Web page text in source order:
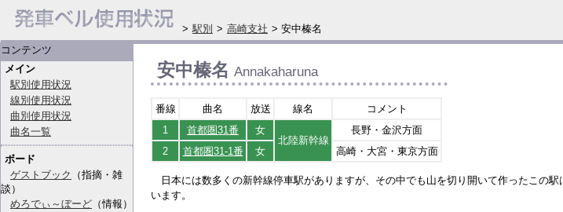
コンテンツ
メイン
駅別使用状況
線別使用状況
曲別使用状況
曲名一覧
ボード
ゲストブック
（指摘・雑
談）
めろでぃ～ぼーど （情報）
安中榛名 Annakaharuna
番線 曲名 放送 線名
コメント
1
首都圏31番
女
北陸新幹線
長野・金沢方面
2
首都圏31-1番 女 高崎・大宮・東京方面
日本には数多くの新幹線停車駅がありますが、その中でも山を切り開いて作ったこの
います。
> 駅別 > 高崎支社 > 安中榛名